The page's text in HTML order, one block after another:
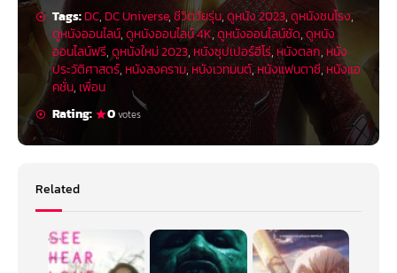
Tags:DC, DC Universe,ชีวิตวัยรุ่น,ดูหนัง 2023,ดูหนังชนโรง,
ดูหนังออนไลน์,ดูหนังออนไลน์ 4K,ดูหนังออนไลน์ชัด,ดูหนัง
ออนไลน์ฟรี,ดูหนังใหม่ 2023, หนังซุปเปอร์ฮีโร่, หนังตลก, หนัง
ประวัติศาสตร์, หนังสงคราม, หนังเวทมนต์,หนังแฟนตาซี, หนังแอ
คชั่น, เพื่อน
Rating:
0votes
Related